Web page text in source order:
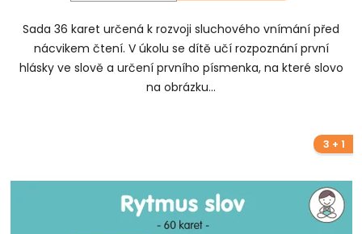
Sada 36 karet určená k rozvoji sluchového vnímání před
nácvikem čtení. V úkolu se dítě učí rozpoznání první
hlásky ve slově a určení prvního písmenka, na které slovo
na obrázku...
3 + 1